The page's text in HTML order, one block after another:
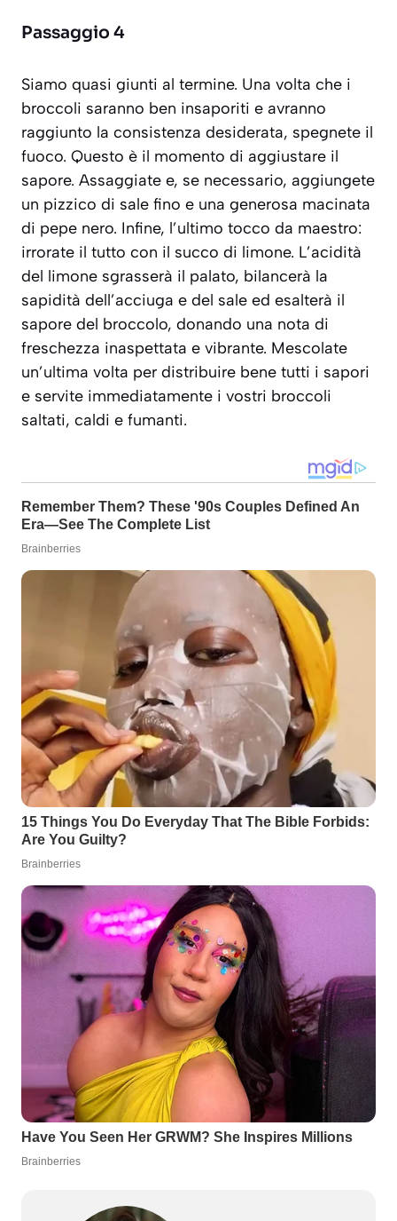
Passaggio 4
Siamo quasi giunti al termine. Una volta che i
broccoli saranno ben insaporiti e avranno
raggiunto la consistenza desiderata, spegnete il
fuoco. Questo è il momento di aggiustare il
sapore. Assaggiate e, se necessario, aggiungete
un pizzico di sale fino e una generosa macinata
di pepe nero. Infine, l’ultimo tocco da maestro:
irrorate il tutto con il succo di limone. L’acidità
del limone sgrasserà il palato, bilancerà la
sapidità dell’acciuga e del sale ed esalterà il
sapore del broccolo, donando una nota di
freschezza inaspettata e vibrante. Mescolate
un’ultima volta per distribuire bene tutti i sapori
e servite immediatamente i vostri broccoli
saltati, caldi e fumanti.